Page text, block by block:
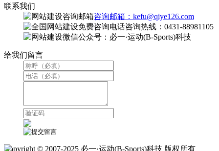
联系我们
咨询邮箱：kefu@qiye126.com
咨询热线：0431-88981105
微信公众号：必一·运动(B-Sports)科技
给我们留言
Copyright © 2007-2025 必一·运动(B-Sports)科技 版权所有